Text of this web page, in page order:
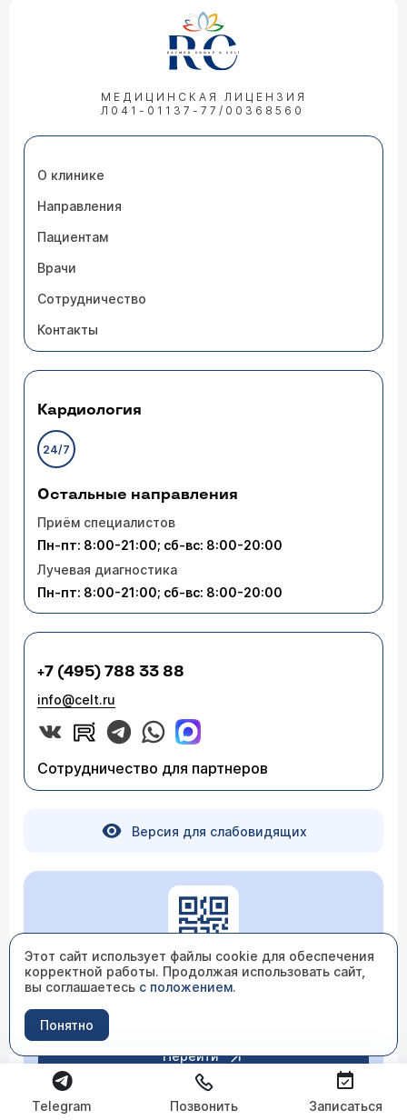
МЕДИЦИНСКАЯ ЛИЦЕНЗИЯ
Л041-01137-77/00368560
О клинике
Направления
Пациентам
Врачи
Сотрудничество
Контакты
Кардиология
24/7
Остальные направления
Приём специалистов
Пн-пт: 8:00-21:00; сб-вс: 8:00-20:00
Лучевая диагностика
Пн-пт: 8:00-21:00; сб-вс: 8:00-20:00
+7 (495) 788 33 88
info@celt.ru
Сотрудничество для партнеров
Версия для слабовидящих
Независимая оценка качества
Перейти
Этот сайт использует файлы cookie для обеспечения
корректной работы. Продолжая использовать сайт,
вы соглашаетесь с положением.
Понятно
Telegram Позвонить Записаться